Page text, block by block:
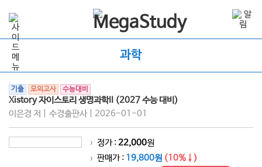
과학
기출 모의고사 수능대비
Xistory 자이스토리 생명과학II (2027 수능 대비)
이은경 저 | 수경출판사 | 2026-01-01
> 정가 :22,000원
> 판매가 : 19,800원 (10%↓)